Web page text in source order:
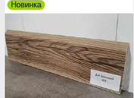
Новинка